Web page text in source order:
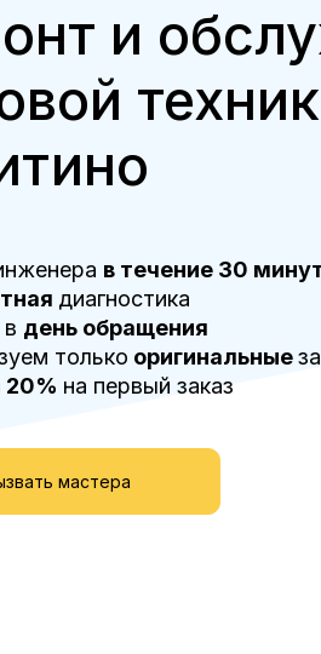
мастера
и
в течение 30
диагностика
день обращения
только оригинальные
20% на первый заказ